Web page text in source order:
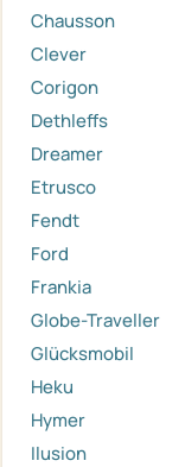
Chausson
Clever
Corigon
Dethleffs
Dreamer
Etrusco
Fendt
Ford
Frankia
Globe-Traveller
Glücksmobil
Heku
Hymer
Ilusion